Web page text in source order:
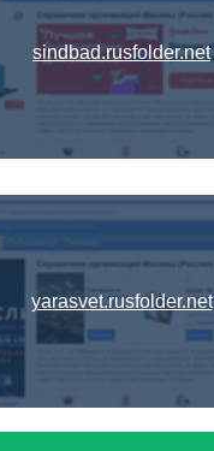
sindbad.rusfolder.net
yarasvet.rusfolder.net